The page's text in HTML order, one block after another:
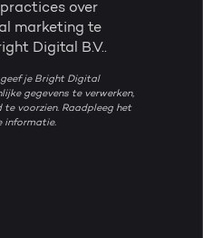
over
marketing te
Digital B.V..
je Bright Digital
gegevens te verwerken,
te voorzien. Raadpleeg het
informatie.